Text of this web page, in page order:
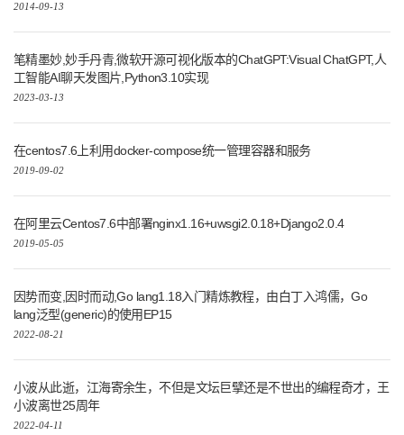
2014-09-13
笔精墨妙,妙手丹青,微软开源可视化版本的ChatGPT:Visual ChatGPT,人
工智能AI聊天发图片,Python3.10实现
2023-03-13
在centos7.6上利用docker-compose统一管理容器和服务
2019-09-02
在阿里云Centos7.6中部署nginx1.16+uwsgi2.0.18+Django2.0.4
2019-05-05
因势而变,因时而动,Go lang1.18入门精炼教程，由白丁入鸿儒，Go
lang泛型(generic)的使用EP15
2022-08-21
小波从此逝，江海寄余生，不但是文坛巨擘还是不世出的编程奇才，王
小波离世25周年
2022-04-11